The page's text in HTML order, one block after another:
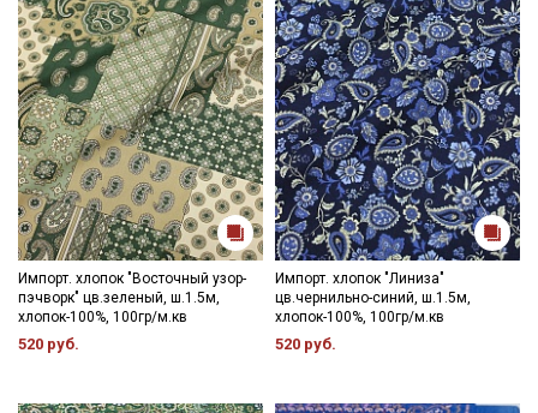
Импорт. хлопок "Восточный узор-
пэчворк" цв.зеленый, ш.1.5м,
хлопок-100%, 100гр/м.кв
520 руб.
Импорт. хлопок "Линиза"
цв.чернильно-синий, ш.1.5м,
хлопок-100%, 100гр/м.кв
520 руб.